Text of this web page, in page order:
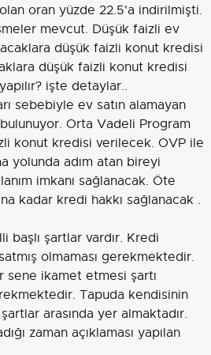
oran yüzde 22.5'a indirilmişti.
mevcut. Düşük faizli ev
düşük faizli konut kredisi
düşük faizli konut kredisi
işte detaylar..
sebebiyle ev satın alamayan
Orta Vadeli Program
konut kredisi verilecek. OVP ile
yolunda adım atan bireyi
imkanı sağlanacak. Öte
kadar kredi hakkı sağlanacak .
şartlar vardır. Kredi
olmaması gerekmektedir.
sene ikamet etmesi şartı
Tapuda kendisinin
arasında yer almaktadır.
zaman açıklaması yapılan